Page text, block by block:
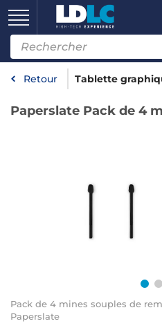
Retour Tablette
Paperslate Pack de 4
Pack de 4 mines souples de
Paperslate